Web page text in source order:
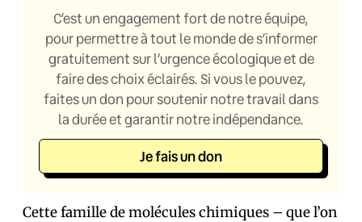
C’est un engagement fort de notre équipe,
pour permettre à tout le monde de s’informer
gratuitement sur l’urgence écologique et de
faire des choix éclairés. Si vous le pouvez,
faites un don pour soutenir notre travail dans
la durée et garantir notre indépendance.
Je fais un don
Cette famille de molécules chimiques – que l’on